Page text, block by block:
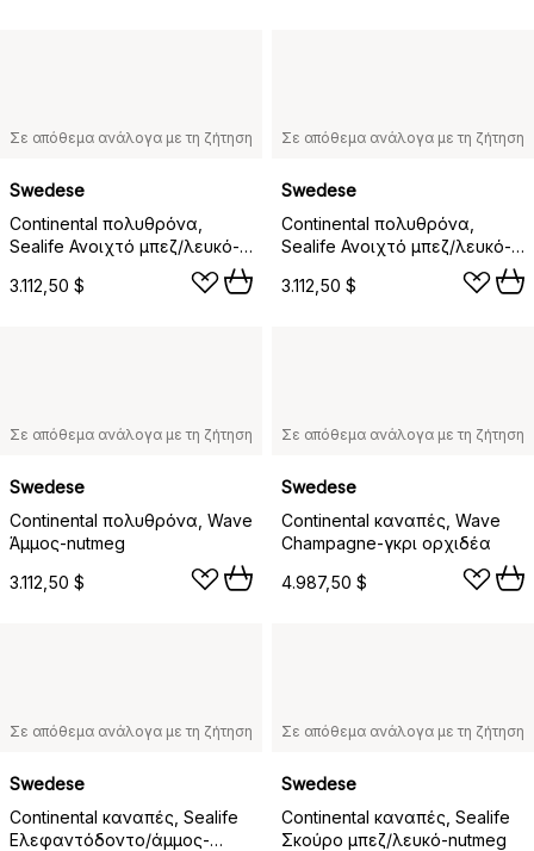
Σε απόθεμα ανάλογα με τη ζήτηση
Swedese
Continental πολυθρόνα,
Sealife Ανοιχτό μπεζ/λευκό-
3.112,50 $
Σε απόθεμα ανάλογα με τη ζήτηση
Swedese
Continental πολυθρόνα,
Sealife Ανοιχτό μπεζ/λευκό-
μαυρολακαρισμένο ατσάλι
3.112,50 $
Σε απόθεμα ανάλογα με τη ζήτηση
Swedese
Continental πολυθρόνα, Wave
Άμμος-nutmeg
3.112,50 $
Σε απόθεμα ανάλογα με τη ζήτηση
Swedese
Continental καναπές, Wave
Champagne-γκρι ορχιδέα
4.987,50 $
Σε απόθεμα ανάλογα με τη ζήτηση
Swedese
Continental καναπές, Sealife
Ελεφαντόδοντο/άμμος-
Σε απόθεμα ανάλογα με τη ζήτηση
Swedese
Continental καναπές, Sealife
Σκούρο μπεζ/λευκό-nutmeg